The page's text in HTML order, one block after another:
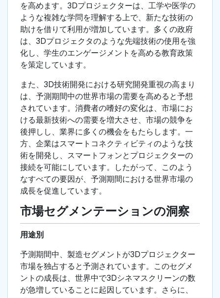
を高めます。3Dプロジェクターは、工学や医学の
ような複雑な学問を理解する上で、新たな技術の
助けを借りて利用が増加しています。多くの政府
は、3Dプロジェクタのような先端技術の使用を強
化し、学生のエンゲージメントを高める教育政策
を策定しています。
また、3D技術開発における研究開発重視の高まり
は、予測期間中の世界市場の需要を高めると予想
されています。消費者の嗜好の変化は、市場にお
ける最新技術への需要を増大させ、市場の競争を
後押しし、業界に多くの機会をもたらします。一
方、企業はスマートコネクティビティのような技
術を開発し、スマートフォンとプロジェクターの
接続を可能にしています。したがって、このよう
なすべての要因が、予測期間における世界市場の
成長を促進しています。
市場セグメンテーションの洞察
用途別
予測期間中、製造セグメントが3Dプロジェクター
市場を独占すると予測されています。このセグメ
ントの成長は、世界中で3Dシネマスクリーンの数
が急増していることに起因しています。さらに、